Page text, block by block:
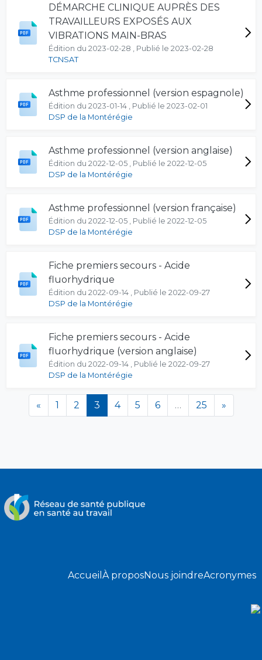
DÉMARCHE CLINIQUE AUPRÈS DES
TRAVAILLEURS EXPOSÉS AUX
VIBRATIONS MAIN-BRAS
Édition du 2023-02-28 , Publié le 2023-02-28
TCNSAT
Asthme professionnel (version espagnole)
Édition du 2023-01-14 , Publié le 2023-02-01
DSP de la Montérégie
Asthme professionnel (version anglaise)
Édition du 2022-12-05 , Publié le 2022-12-05
DSP de la Montérégie
Asthme professionnel (version française)
Édition du 2022-12-05 , Publié le 2022-12-05
DSP de la Montérégie
Fiche premiers secours - Acide
fluorhydrique
Édition du 2022-09-14 , Publié le 2022-09-27
DSP de la Montérégie
Fiche premiers secours - Acide
fluorhydrique (version anglaise)
Édition du 2022-09-14 , Publié le 2022-09-27
DSP de la Montérégie
« 1 2 3(en cours)
4 5 6 … 25 »
Accueil À proposNous joindreAcronymes